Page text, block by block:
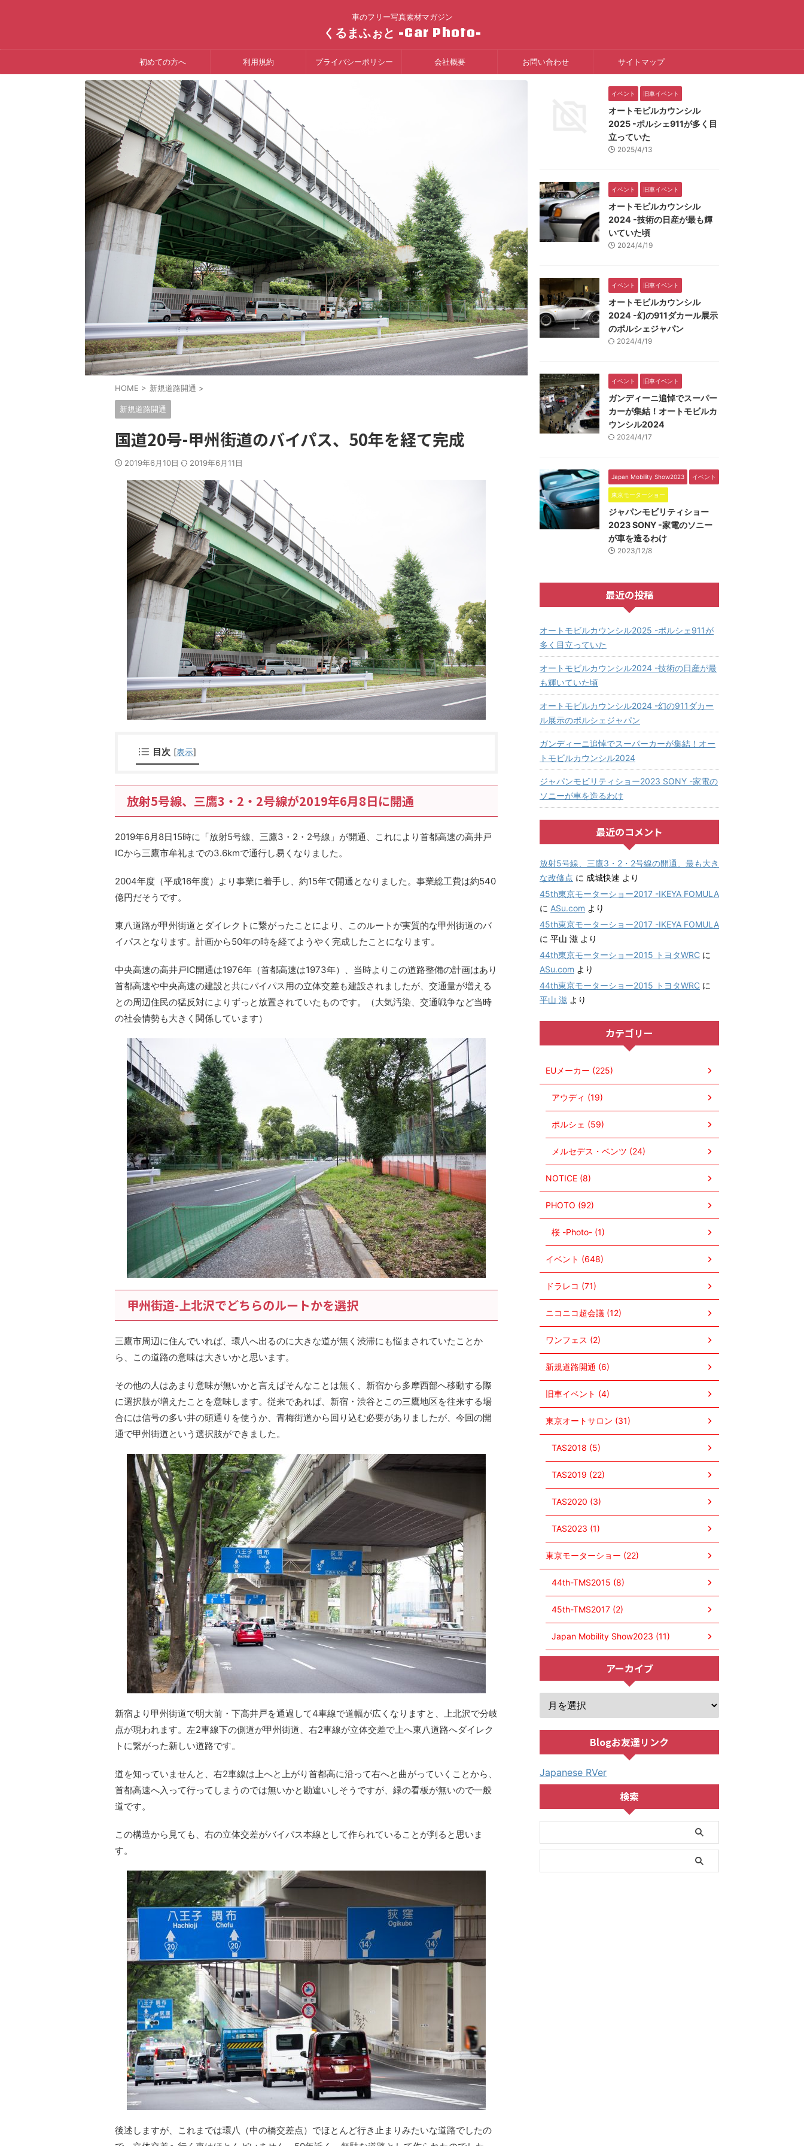
車のフリー写真素材マガジン
くるまふぉと -Car Photo-
初めての方へ 利用規約 プライバシーポリシー 会社概要 お問い合わせ サイトマップ
HOME > 新規道路開通 >
新規道路開通
国道20号-甲州街道のバイパス、50年を経て完成
2019年6月10日 2019年6月11日
目次 [表示]
放射5号線、三鷹3・2・2号線が2019年6月8日に開通
2019年6月8日15時に「放射5号線、三鷹3・2・2号線」が開通、これにより首都高速の高井戸
ICから三鷹市牟礼までの3.6kmで通行し易くなりました。
2004年度（平成16年度）より事業に着手し、約15年で開通となりました。事業総工費は約540
億円だそうです。
東八道路が甲州街道とダイレクトに繋がったことにより、このルートが実質的な甲州街道のバ
イパスとなります。計画から50年の時を経てようやく完成したことになります。
中央高速の高井戸IC開通は1976年（首都高速は1973年）、当時よりこの道路整備の計画はあり
首都高速や中央高速の建設と共にバイパス用の立体交差も建設されましたが、交通量が増える
との周辺住民の猛反対によりずっと放置されていたものです。（大気汚染、交通戦争など当時
の社会情勢も大きく関係しています）
甲州街道-上北沢でどちらのルートかを選択
三鷹市周辺に住んでいれば、環八へ出るのに大きな道が無く渋滞にも悩まされていたことか
ら、この道路の意味は大きいかと思います。
その他の人はあまり意味が無いかと言えばそんなことは無く、新宿から多摩西部へ移動する際
に選択肢が増えたことを意味します。従来であれば、新宿・渋谷とこの三鷹地区を往来する場
合には信号の多い井の頭通りを使うか、青梅街道から回り込む必要がありましたが、今回の開
通で甲州街道という選択肢ができました。
新宿より甲州街道で明大前・下高井戸を通過して4車線で道幅が広くなりますと、上北沢で分岐
点が現われます。左2車線下の側道が甲州街道、右2車線が立体交差で上へ東八道路へダイレク
トに繋がった新しい道路です。
道を知っていませんと、右2車線は上へと上がり首都高に沿って右へと曲がっていくことから、
首都高速へ入って行ってしまうのでは無いかと勘違いしそうですが、緑の看板が無いので一般
道です。
この構造から見ても、右の立体交差がバイパス本線として作られていることが判ると思いま
す。
後述しますが、これまでは環八（中の橋交差点）でほとんど行き止まりみたいな道路でしたの
イベント 旧車イベント
オートモビルカウンシル
2025 -ポルシェ911が多く目
立っていた
2025/4/13
イベント 旧車イベント
オートモビルカウンシル
2024 -技術の日産が最も輝
いていた頃
2024/4/19
イベント 旧車イベント
オートモビルカウンシル
2024 -幻の911ダカール展示
のポルシェジャパン
2024/4/19
イベント 旧車イベント
ガンディーニ追悼でスーパー
カーが集結！オートモビルカ
ウンシル2024
2024/4/17
Japan Mobility Show2023 イベント
東京モーターショー
ジャパンモビリティショー
2023 SONY -家電のソニー
が車を造るわけ
2023/12/8
最近の投稿
オートモビルカウンシル2025 -ポルシェ911が
多く目立っていた
オートモビルカウンシル2024 -技術の日産が最
も輝いていた頃
オートモビルカウンシル2024 -幻の911ダカー
ル展示のポルシェジャパン
ガンディーニ追悼でスーパーカーが集結！オー
トモビルカウンシル2024
ジャパンモビリティショー2023 SONY -家電の
ソニーが車を造るわけ
最近のコメント
放射5号線、三鷹3・2・2号線の開通、最も大き
な改修点 に 成城快速 より
45th東京モーターショー2017 -IKEYA FOMULA
に ASu.com より
45th東京モーターショー2017 -IKEYA FOMULA
に 平山 滋 より
44th東京モーターショー2015 トヨタWRC に
ASu.com より
44th東京モーターショー2015 トヨタWRC に
平山 滋 より
カテゴリー
EUメーカー (225)
アウディ (19)
ポルシェ (59)
メルセデス・ベンツ (24)
NOTICE (8)
PHOTO (92)
桜 -Photo- (1)
イベント (648)
ドラレコ (71)
ニコニコ超会議 (12)
ワンフェス (2)
新規道路開通 (6)
旧車イベント (4)
東京オートサロン (31)
TAS2018 (5)
TAS2019 (22)
TAS2020 (3)
TAS2023 (1)
東京モーターショー (22)
44th-TMS2015 (8)
45th-TMS2017 (2)
Japan Mobility Show2023 (11)
アーカイブ
Blogお友達リンク
Japanese RVer
検索